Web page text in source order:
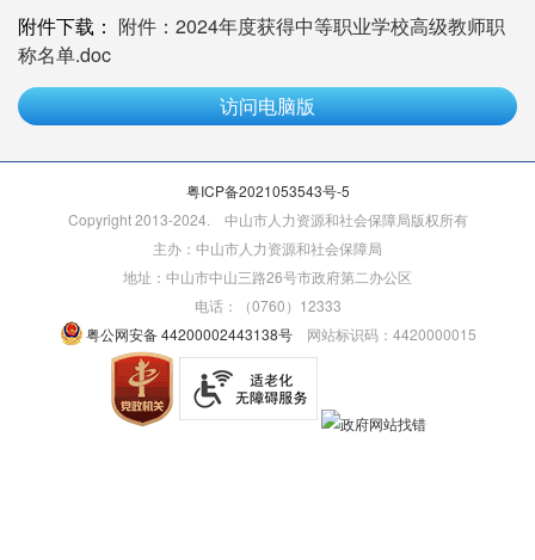
附件下载： 附件：2024年度获得中等职业学校高级教师职
称名单.doc
访问电脑版
粤ICP备2021053543号-5
Copyright 2013-2024. 中山市人力资源和社会保障局版权所有
主办：中山市人力资源和社会保障局
地址：中山市中山三路26号市政府第二办公区
电话：（0760）12333
粤公网安备 44200002443138号
网站标识码：4420000015